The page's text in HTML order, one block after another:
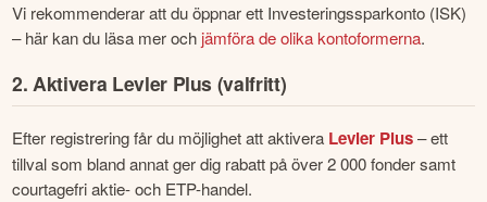
Vi rekommenderar att du öppnar ett Investeringssparkonto (ISK)
– här kan du läsa mer och jämföra de olika kontoformerna.
2. Aktivera Levler Plus (valfritt)
Efter registrering får du möjlighet att aktivera Levler Plus – ett
tillval som bland annat ger dig rabatt på över 2 000 fonder samt
courtagefri aktie- och ETP-handel.